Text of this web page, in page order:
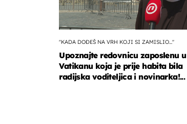
"KADA DOĐEŠ NA VRH KOJI SI ZAMISLIO..."
Upoznajte redovnicu zaposlenu u
Vatikanu koja je prije habita bila
radijska voditeljica i novinarka!...